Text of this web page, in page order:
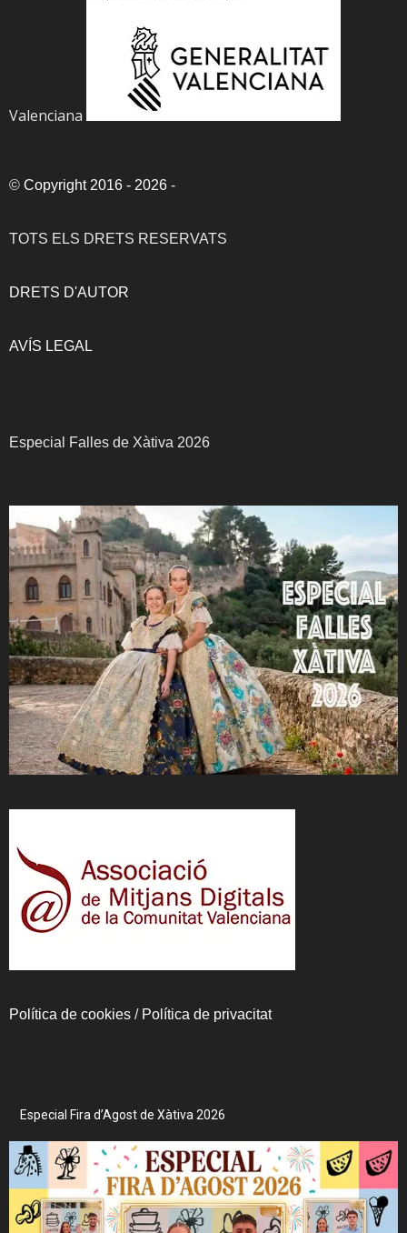
Valenciana
© Copyright 2016 - 2026 -
TOTS ELS DRETS RESERVATS
DRETS D'AUTOR
AVÍS LEGAL
Especial Falles de Xàtiva 2026
Política de cookies / Política de privacitat
Especial Fira d’Agost de Xàtiva 2026